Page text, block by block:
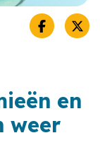
en
weer